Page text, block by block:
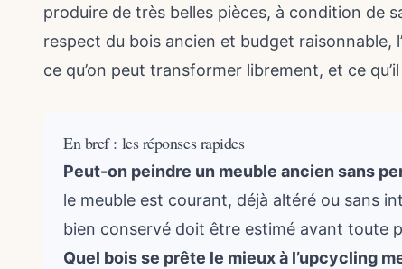
produire de très belles pièces, à condition de
respect du bois ancien et budget raisonnable,
ce qu’on peut transformer librement, et ce
En bref : les réponses rapides
Peut-on peindre un meuble ancien sans
le meuble est courant, déjà altéré ou sans
bien conservé doit être estimé avant toute
Quel bois se prête le mieux à l’upcycling